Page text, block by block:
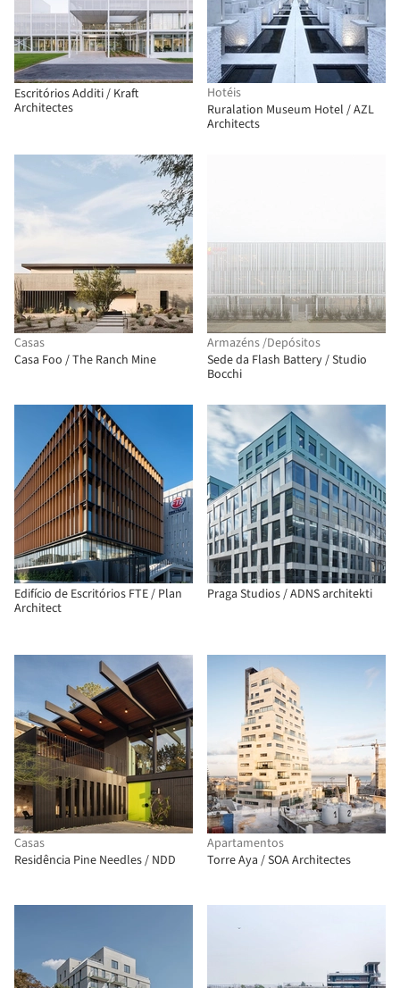
Escritórios Additi / Kraft
Architectes
Hotéis
Ruralation Museum Hotel / AZL
Architects
Casas
Casa Foo / The Ranch Mine
Armazéns /Depósitos
Sede da Flash Battery / Studio
Bocchi
Edifício de Escritórios FTE / Plan
Architect
Praga Studios / ADNS architekti
Casas
Residência Pine Needles / NDD
Apartamentos
Torre Aya / SOA Architectes